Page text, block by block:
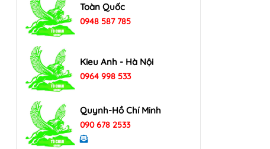
Toàn Quốc
0948 587 785
Kieu Anh - Hà Nội
0964 998 533
Quynh-Hồ Chí Minh
090 678 2533